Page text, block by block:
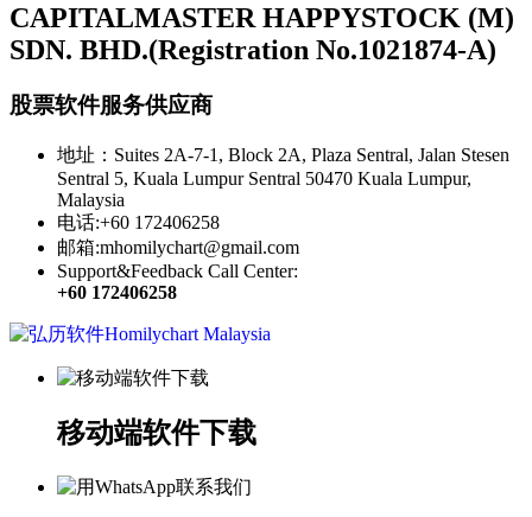
CAPITALMASTER HAPPYSTOCK (M)
SDN. BHD.(Registration No.1021874-A)
股票软件服务供应商
地址：Suites 2A-7-1, Block 2A, Plaza Sentral, Jalan Stesen
Sentral 5, Kuala Lumpur Sentral 50470 Kuala Lumpur,
Malaysia
电话:+60 172406258
邮箱:mhomilychart@gmail.com
Support&Feedback Call Center:
+60 172406258
移动端软件下载